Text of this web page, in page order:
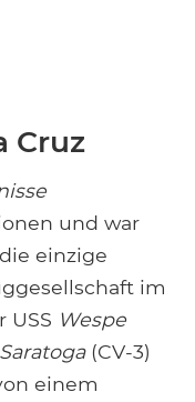
Cruz
und war
einzige
im
USS Wespe
Saratoga(CV-3)
einem